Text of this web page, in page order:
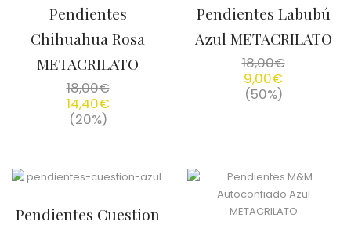
Pendientes
Chihuahua Rosa
METACRILATO
18,00€
14,40€
(20%)
Pendientes Labubú
Azul METACRILATO
18,00€
9,00€
(50%)
Pendientes Cuestion